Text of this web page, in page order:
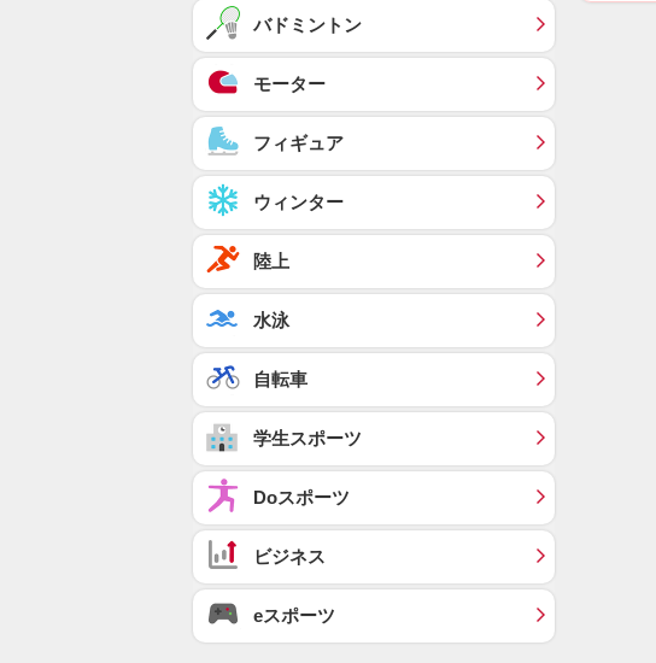
バドミントン
モーター
フィギュア
ウィンター
陸上
水泳
自転車
学生スポーツ
Doスポーツ
ビジネス
eスポーツ